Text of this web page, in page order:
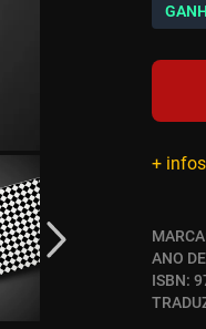
+ infos
ANO
ISBN: